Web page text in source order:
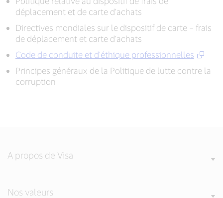
déplacement et de carte d’achats
Directives mondiales sur le dispositif de carte – frais
de déplacement et carte d’achats
Code de conduite et d'éthique professionnelles
Principes généraux de la Politique de lutte contre la
corruption
A propos de Visa
Nos valeurs